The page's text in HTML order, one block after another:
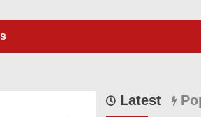
Latest